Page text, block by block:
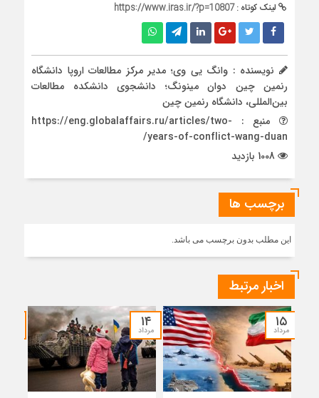
لینک کوتاه :https://www.iras.ir/?p=10807
نویسنده : وانگ یی وی؛ مدیر مرکز مطالعات اروپا دانشگاه
رنمین چین دوان مینونگ؛ دانشجوی دانشکده مطالعات
بین‌المللی، دانشگاه رنمین چین
منبع : https://eng.globalaffairs.ru/articles/two-
years-of-conflict-wang-duan/
برچسب ها
این مطلب بدون برچسب می باشد.
اخبار مرتبط
۱۵
مرداد ۱۴
مرداد